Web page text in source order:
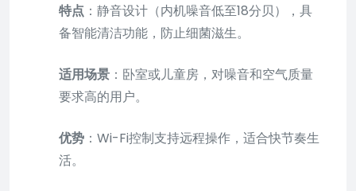
特点 ：静音设计（内机噪音低至18分贝），具
备智能清洁功能，防止细菌滋生。
适用场景 ：卧室或儿童房，对噪音和空气质量
要求高的用户。
优势 ：Wi-Fi控制支持远程操作，适合快节奏生
活。